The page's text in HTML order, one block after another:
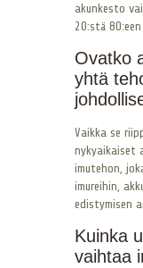
akunkesto
20:stä
Ovatko
yhtä
Vaikka se
nykyaikaiset
imutehon,
imureihin,
edistymisen
Kuinka
vaihtaa